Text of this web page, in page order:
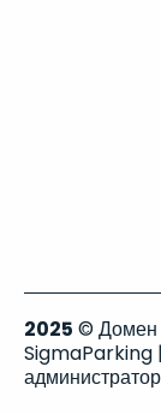
2025 © Домен
SigmaParking